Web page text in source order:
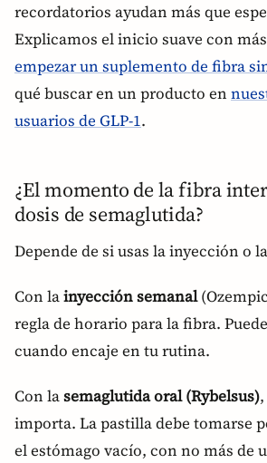
recordatorios ayudan más que
Explicamos el inicio suave con
empezar un suplemento de fibra
qué buscar en un producto en
usuarios de GLP-1.
¿El momento de la fibra
dosis de semaglutida?
Depende de si usas la inyección o
Con lainyección semanal
regla de horario para la fibra.
cuando encaje en tu rutina.
Con lasemaglutida oral (Rybelsus)
importa. La pastilla debe tomarse
el estómago vacío, con no más de